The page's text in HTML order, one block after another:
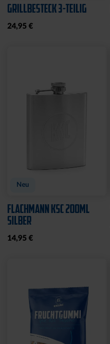
GRILLBESTECK 3-TEILIG
24,95 €
Neu
FLACHMANN KSC 200ML
SILBER
14,95 €